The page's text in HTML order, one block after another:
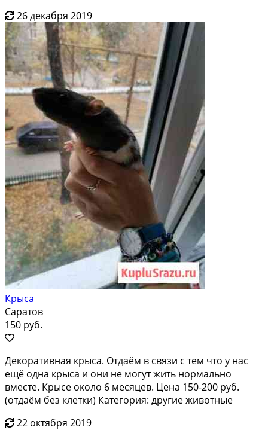
26 декабря 2019
Крыса
Саратов
150 руб.
Декоративная крыса. Отдаём в связи с тем что у нас
ещё одна крыса и они не могут жить нормально
вместе. Крысе около 6 месяцев. Цена 150-200 руб.
(отдаём без клетки) Категория: другие животные
22 октября 2019